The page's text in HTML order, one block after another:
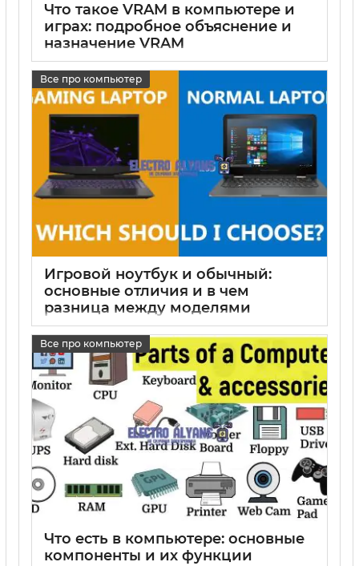
Что такое VRAM в компьютере и
играх: подробное объяснение и
назначение VRAM
Все про компьютер
Игровой ноутбук и обычный:
основные отличия и в чем
разница между моделями
Все про компьютер
Что есть в компьютере: основные
компоненты и их функции